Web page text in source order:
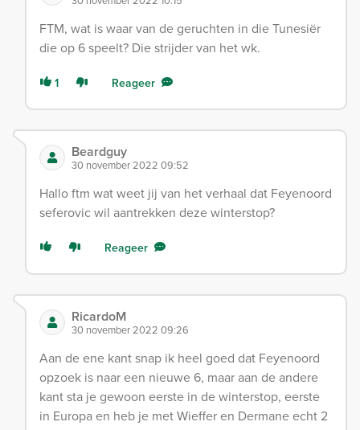
FTM, wat is waar van de geruchten in die Tunesiër
die op 6 speelt? Die strijder van het wk.
1 Reageer
Beardguy
30 november 2022 09:52
Hallo ftm wat weet jij van het verhaal dat Feyenoord
seferovic wil aantrekken deze winterstop?
Reageer
RicardoM
30 november 2022 09:26
Aan de ene kant snap ik heel goed dat Feyenoord
opzoek is naar een nieuwe 6, maar aan de andere
kant sta je gewoon eerste in de winterstop, eerste
in Europa en heb je met Wieffer en Dermane echt 2